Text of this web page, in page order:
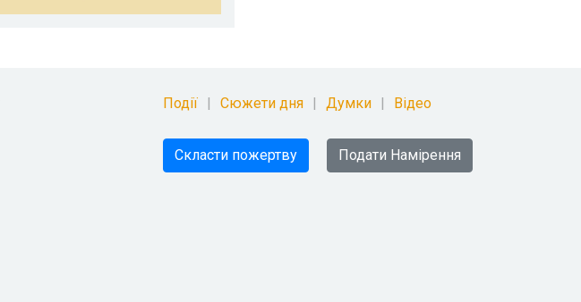
Події Сюжети дня Думки Відео
Скласти пожертву Подати Намірення